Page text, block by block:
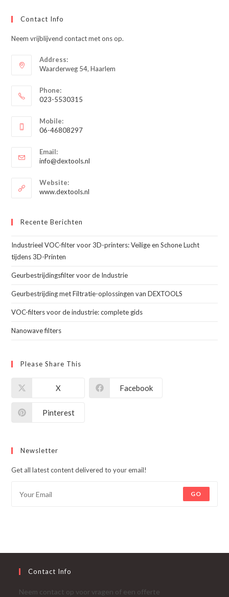
Contact Info
Neem vrijblijvend contact met ons op.
Address:
Waarderweg 54, Haarlem
Phone:
023-5530315
in
je
toepassing
Mobile:
06-46808297
in
je
toepassing
Email:
info@dextools.nl
Website:
www.dextools.nl
Recente Berichten
Industrieel VOC-filter voor 3D-printers: Veilige en Schone Lucht
tijdens 3D-Printen
Geurbestrijdingsfilter voor de Industrie
Geurbestrijding met Filtratie-oplossingen van DEXTOOLS
VOC-filters voor de industrie: complete gids
Nanowave filters
Please Share This
X Facebook
Pinterest
Newsletter
Get all latest content delivered to your email!
GO
Contact Info
Neem contact op voor vragen of een offerte